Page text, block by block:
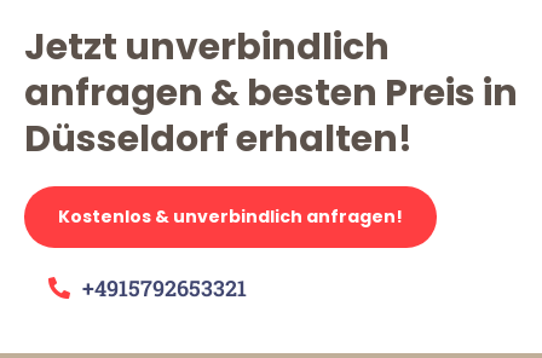
Jetzt unverbindlich
anfragen & besten Preis in
Düsseldorf erhalten!
Kostenlos & unverbindlich anfragen!
+4915792653321